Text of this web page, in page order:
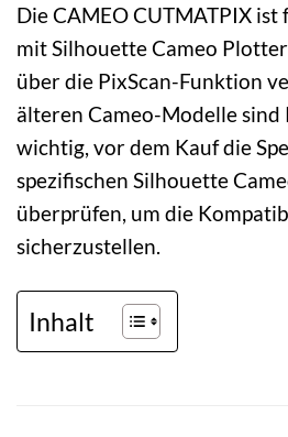
Die CAMEO CUTMATPIX
mit Silhouette Cameo
über die PixScan-Funktion
älteren Cameo-Modelle sind
wichtig, vor dem Kauf die
spezifischen Silhouette
überprüfen, um die
sicherzustellen.
Inhalt